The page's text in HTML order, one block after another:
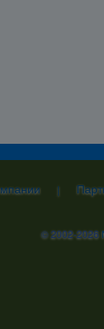
|
© 2002-2026